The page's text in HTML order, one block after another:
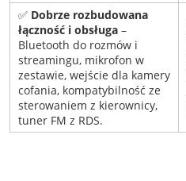
✅ Dobrze rozbudowana
łączność i obsługa–
Bluetooth do rozmów i
streamingu, mikrofon w
zestawie, wejście dla kamery
cofania, kompatybilność ze
sterowaniem z kierownicy,
tuner FM z RDS.